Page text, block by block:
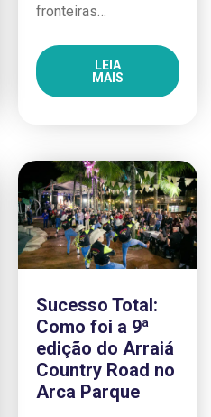
fronteiras…
LEIA
MAIS
Sucesso Total:
Como foi a 9ª
edição do Arraiá
Country Road no
Arca Parque